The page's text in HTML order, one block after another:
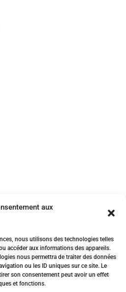
aux
nous utilisons des technologies telles
accéder aux informations des appareils.
nous permettra de traiter des données
ou les ID uniques sur ce site. Le
son consentement peut avoir un effet
et fonctions.